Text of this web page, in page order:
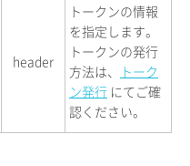
header
トークンの情報
を指定します。
トークンの発行
方法は、
トーク
ン発行 にてご確
認ください。